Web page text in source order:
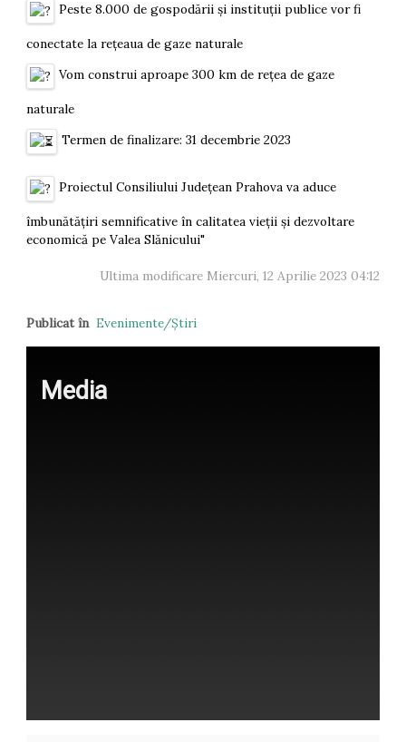
Peste 8.000 de gospodării și instituții publice vor fi
conectate la rețeaua de gaze naturale
Vom construi aproape 300 km de rețea de gaze
naturale
Termen de finalizare: 31 decembrie 2023
Proiectul Consiliului Județean Prahova va aduce
îmbunătățiri semnificative în calitatea vieții și dezvoltare
economică pe Valea Slănicului"
Ultima modificare Miercuri, 12 Aprilie 2023 04:12
Publicat în Evenimente/Ştiri
Media